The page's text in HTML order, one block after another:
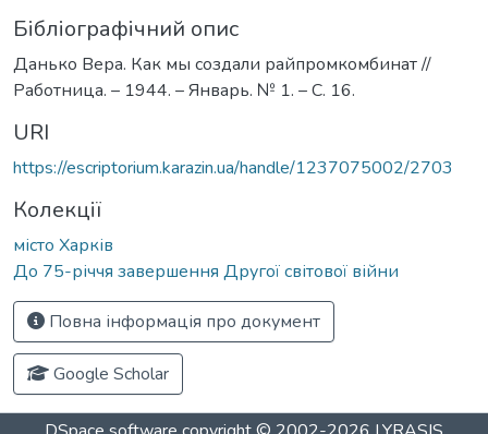
Бібліографічний опис
Данько Вера. Как мы создали райпромкомбинат //
Работница. – 1944. – Январь. № 1. – С. 16.
URI
https://escriptorium.karazin.ua/handle/1237075002/2703
Колекції
місто Харків
До 75-річчя завершення Другої світової війни
Повна інформація про документ
Google Scholar